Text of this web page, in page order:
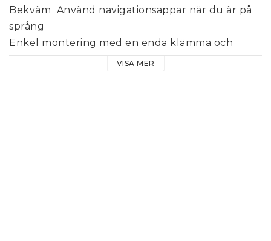
Bekväm  Använd navigationsappar när du är på
språng
Enkel montering med en enda klämma och
gångjärn
VISA MER